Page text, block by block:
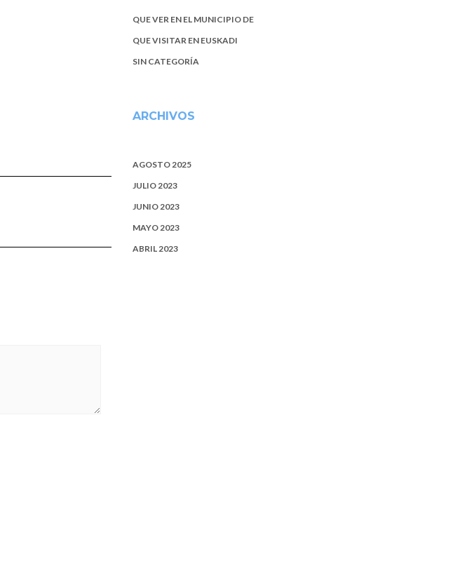
QUE VER EN EL MUNICIPIO DE
QUE VISITAR EN EUSKADI
SIN CATEGORÍA
ARCHIVOS
AGOSTO 2025
JULIO 2023
JUNIO 2023
MAYO 2023
ABRIL 2023